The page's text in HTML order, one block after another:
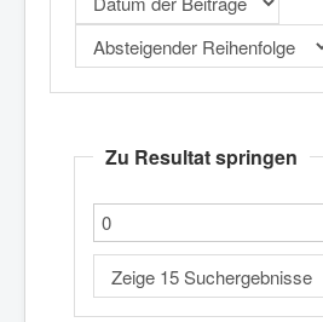
Zu Resultat springen